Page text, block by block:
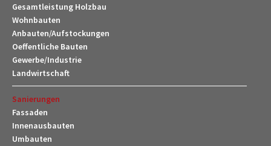
Gesamtleistung Holzbau
Wohnbauten
Anbauten/Aufstockungen
Oeffentliche Bauten
Gewerbe/Industrie
Landwirtschaft
Sanierungen
Fassaden
Innenausbauten
Umbauten